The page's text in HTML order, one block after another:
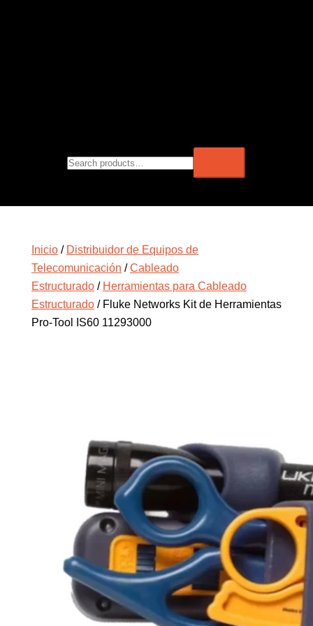
Inicio / Distribuidor de Equipos de
Telecomunicación /Cableado
Estructurado / Herramientas para Cableado
Estructurado / Fluke Networks Kit de Herramientas
Pro-Tool IS60 11293000